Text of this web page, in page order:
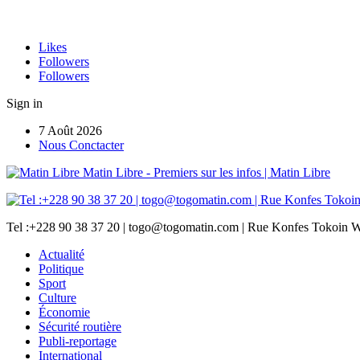
Likes
Followers
Followers
Sign in
7 Août 2026
Nous Conctacter
Matin Libre - Premiers sur les infos | Matin Libre
Tel :+228 90 38 37 20 | togo@togomatin.com | Rue Konfes Tokoin
Actualité
Politique
Sport
Culture
Économie
Sécurité routière
Publi-reportage
International